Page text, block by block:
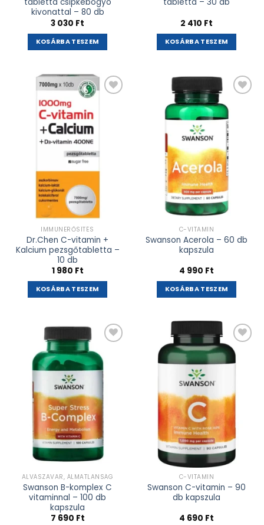
tabletta csipkebogyó
kivonattal – 80 db
3 030 Ft
KOSÁRBA TESZEM
tabletta – 30 db
2 410 Ft
KOSÁRBA TESZEM
Kívánságlistához
adás
IMMUNERŐSÍTÉS
Dr.Chen C-vitamin +
Kalcium pezsgőtabletta –
10 db
1 980 Ft
KOSÁRBA TESZEM
Kívánságlistához
adás
C-VITAMIN
Swanson Acerola – 60 db
kapszula
4 990 Ft
KOSÁRBA TESZEM
Kívánságlistához
adás
ALVÁSZAVAR, ÁLMATLANSÁG
Swanson B-komplex C
vitaminnal – 100 db
kapszula
7 690 Ft
Kívánságlistához
C-VITAMIN
Swanson C-vitamin – 90
db kapszula
4 690 Ft